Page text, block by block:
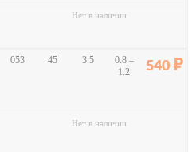
Нет в наличии
053 45 3.5
0.8 –
1.2
540
Нет в наличии